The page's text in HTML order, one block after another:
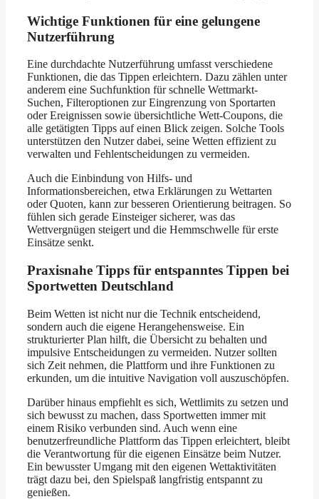
Wichtige Funktionen für eine gelungene
Nutzerführung
Eine durchdachte Nutzerführung umfasst verschiedene
Funktionen, die das Tippen erleichtern. Dazu zählen unter
anderem eine Suchfunktion für schnelle Wettmarkt-
Suchen, Filteroptionen zur Eingrenzung von Sportarten
oder Ereignissen sowie übersichtliche Wett-Coupons, die
alle getätigten Tipps auf einen Blick zeigen. Solche Tools
unterstützen den Nutzer dabei, seine Wetten effizient zu
verwalten und Fehlentscheidungen zu vermeiden.
Auch die Einbindung von Hilfs- und
Informationsbereichen, etwa Erklärungen zu Wettarten
oder Quoten, kann zur besseren Orientierung beitragen. So
fühlen sich gerade Einsteiger sicherer, was das
Wettvergnügen steigert und die Hemmschwelle für erste
Einsätze senkt.
Praxisnahe Tipps für entspanntes Tippen bei
Sportwetten Deutschland
Beim Wetten ist nicht nur die Technik entscheidend,
sondern auch die eigene Herangehensweise. Ein
strukturierter Plan hilft, die Übersicht zu behalten und
impulsive Entscheidungen zu vermeiden. Nutzer sollten
sich Zeit nehmen, die Plattform und ihre Funktionen zu
erkunden, um die intuitive Navigation voll auszuschöpfen.
Darüber hinaus empfiehlt es sich, Wettlimits zu setzen und
sich bewusst zu machen, dass Sportwetten immer mit
einem Risiko verbunden sind. Auch wenn eine
benutzerfreundliche Plattform das Tippen erleichtert, bleibt
die Verantwortung für die eigenen Einsätze beim Nutzer.
Ein bewusster Umgang mit den eigenen Wettaktivitäten
trägt dazu bei, den Spielspaß langfristig entspannt zu
genießen.